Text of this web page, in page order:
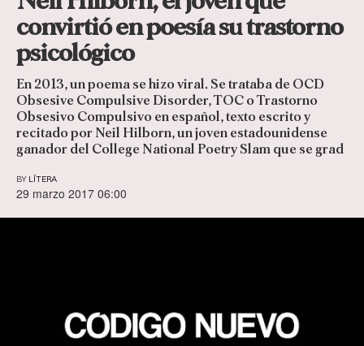
convirtió en poesía su trastorno
psicológico
En 2013, un poema se hizo viral. Se trataba de OCD
Obsesive Compulsive Disorder, TOC o Trastorno
Obsesivo Compulsivo en español, texto escrito y
recitado por Neil Hilborn, un joven estadounidense
ganador del College National Poetry Slam que se grad
BY LÍTERA
29 marzo 2017 06:00